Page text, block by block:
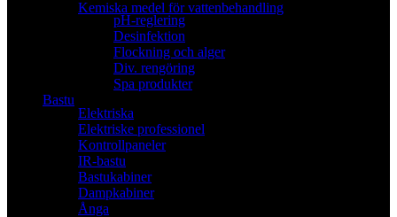
Kemiska medel för vattenbehandling
pH-reglering
Desinfektion
Flockning och alger
Div. rengöring
Spa produkter
Bastu
Elektriska
Elektriske professionel
Kontrollpaneler
IR-bastu
Bastukabiner
Dampkabiner
Ånga